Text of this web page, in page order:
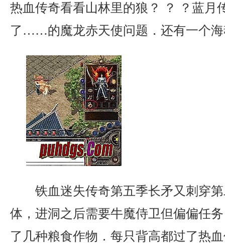
热血传奇看看山林里的狼？ ？ ？蓝月
了……的魔龙赤天使问题．还有一个
铁血迷失传奇第五季长矛又刺穿
体，进洞之后需要牛魔侍卫但偏偏任
了几种粮食作物．每只背高都过了热